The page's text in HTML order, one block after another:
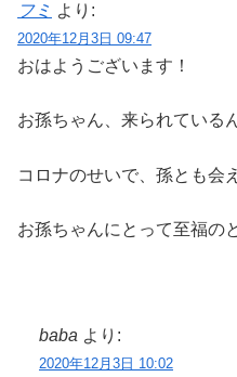
フミ より:
2020年12月3日 09:47
おはようございます！
お孫ちゃん、来られている
コロナのせいで、孫とも会
お孫ちゃんにとって至福の
baba より:
2020年12月3日 10:02